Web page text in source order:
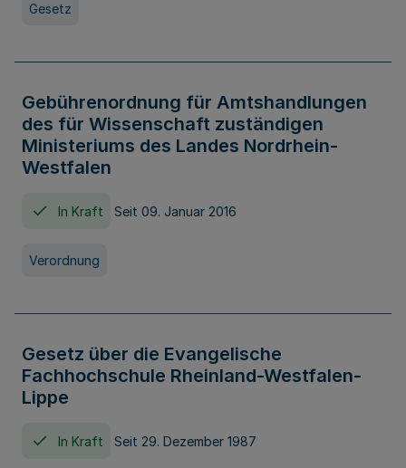
Gesetz
Gebührenordnung für Amtshandlungen
des für Wissenschaft zuständigen
Ministeriums des Landes Nordrhein-
Westfalen
In Kraft Seit 09. Januar 2016
Verordnung
Gesetz über die Evangelische
Fachhochschule Rheinland-Westfalen-
Lippe
In Kraft Seit 29. Dezember 1987